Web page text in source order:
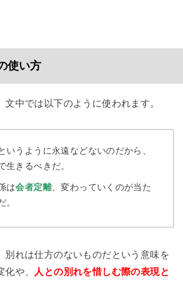
使い方
文中では以下のように使われます。
いうように永遠などないのだから、
生きるべきだ。
は会者定離、変わっていくのが当た
。
別れは仕方のないものだという意味を
や、
人との別れを惜しむ際の表現と